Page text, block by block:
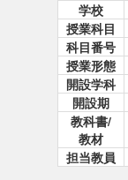
学校
授業科目
科目番号
授業形態
開設学科
開設期
教科書/
教材
担当教員